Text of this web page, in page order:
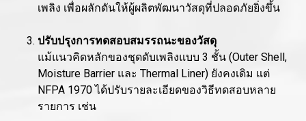
เพลิง เพื่อผลักดันให้ผู้ผลิตพัฒนาวัสดุที่ปลอดภัยยิ่งขึ้น
ปรับปรุงการทดสอบสมรรถนะของวัสดุ
แม้แนวคิดหลักของชุดดับเพลิงแบบ 3 ชั้น (Outer Shell,
Moisture Barrier และ Thermal Liner) ยังคงเดิม แต่
NFPA 1970 ได้ปรับรายละเอียดของวิธีทดสอบหลาย
รายการ เช่น